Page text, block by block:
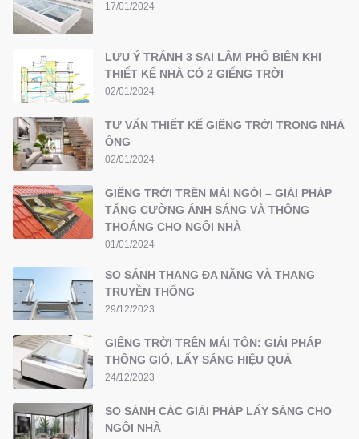
17/01/2024
LƯU Ý TRÁNH 3 SAI LẦM PHỔ BIẾN KHI
THIẾT KẾ NHÀ CÓ 2 GIẾNG TRỜI
02/01/2024
TƯ VẤN THIẾT KẾ GIẾNG TRỜI TRONG NHÀ
ỐNG
02/01/2024
GIẾNG TRỜI TRÊN MÁI NGÓI – GIẢI PHÁP
TĂNG CƯỜNG ÁNH SÁNG VÀ THÔNG
THOÁNG CHO NGÔI NHÀ
01/01/2024
SO SÁNH THANG ĐA NĂNG VÀ THANG
TRUYỀN THỐNG
29/12/2023
GIẾNG TRỜI TRÊN MÁI TÔN: GIẢI PHÁP
THÔNG GIÓ, LẤY SÁNG HIỆU QUẢ
24/12/2023
SO SÁNH CÁC GIẢI PHÁP LẤY SÁNG CHO
NGÔI NHÀ